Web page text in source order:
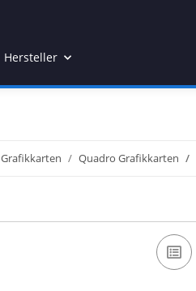
Hersteller
Grafikkarten Quadro Grafikkarten